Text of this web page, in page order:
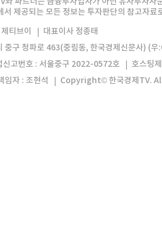
일앱 한국경제TV앱
서 제공되는 모든 정보는 투자판단의 참고자
티브이
대표이사 정종태
중구 청파로 463(중림동, 한국경제신문사) (
신고번호 : 서울중구 2022-0572호
호스팅
임자 : 조현석
Copyright© 한국경제TV.